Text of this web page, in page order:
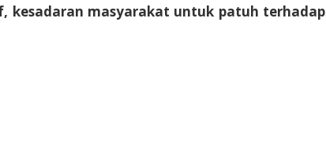
kesadaran masyarakat untuk patuh